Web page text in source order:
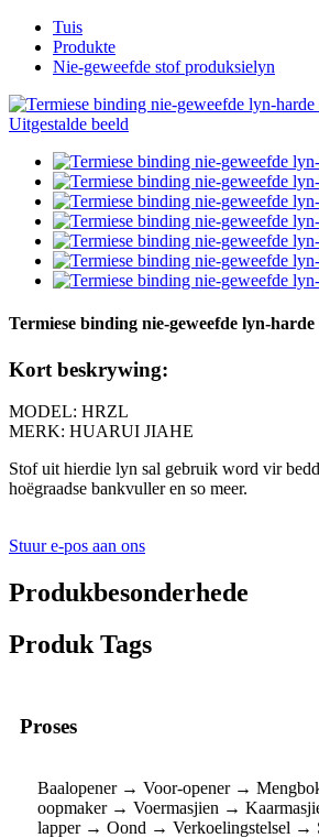
Tuis
Produkte
Nie-geweefde stof produksielyn
Termiese binding nie-geweefde lyn-
Kort beskrywing:
MODEL: HRZL
MERK: HUARUI JIAHE
Stof uit hierdie lyn sal gebruik word vir
hoëgraadse bankvuller en so meer.
Stuur e-pos aan ons
Produkbesonderhede
Produk Tags
Proses
Baalopener → Voor-opener →
oopmaker → Voermasjien →
lapper → Oond → Verkoelingstelsel →